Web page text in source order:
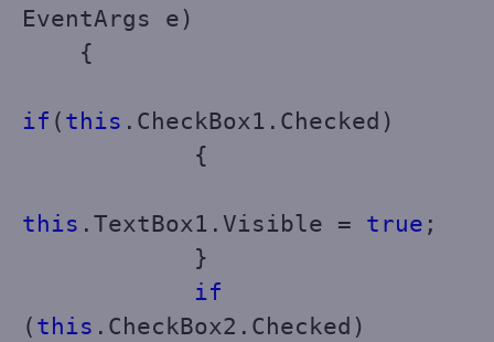
EventArgs e)
{
if ( this .CheckBox1.Checked)
{
this .TextBox1.Visible = true ;
}
if
( this .CheckBox2.Checked)